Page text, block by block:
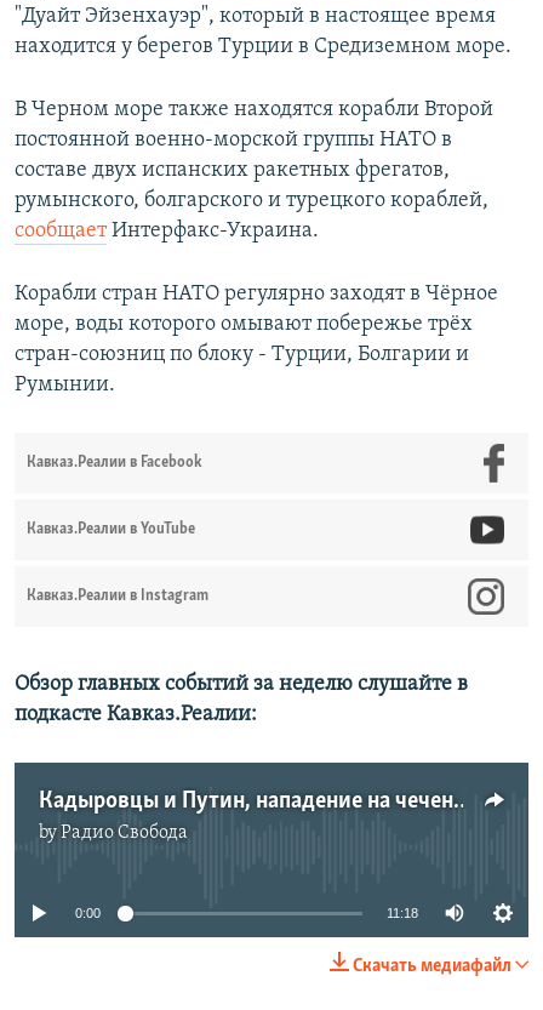
"Дуайт Эйзенхауэр", который в настоящее время
находится у берегов Турции в Средиземном море.
В Черном море также находятся корабли Второй
постоянной военно-морской группы НАТО в
составе двух испанских ракетных фрегатов,
румынского, болгарского и турецкого кораблей,
сообщаетИнтерфакс-Украина.
Корабли стран НАТО регулярно заходят в Чёрное
море, воды которого омывают побережье трёх
стран-союзниц по блоку - Турции, Болгарии и
Румынии.
Кавказ.Реалии в Facebook
Кавказ.Реалии в YouTube
Кавказ.Реалии в Instagram
Обзор главных событий за неделю слушайте в
подкасте Кавказ.Реалии:
Кадыровцы и Путин, нападение на чеченцев во Франции и "ингушское дело" | КАВКАЗ.ПОДКАСТ | 19.03.21
byРадио Свобода
No media source currently available
0:00 11:18
Скачать медиафайл